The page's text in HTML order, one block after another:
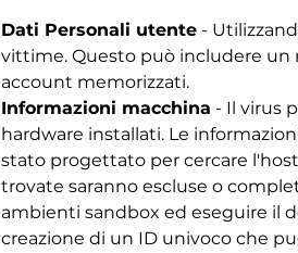
Dati Personali utente -
vittime. Questo può includere un
account memorizzati.
Informazioni macchina - Il virus
hardware installati. Le
stato progettato per cercare
trovate saranno escluse o
ambienti sandbox ed eseguire il
creazione di un ID univoco che